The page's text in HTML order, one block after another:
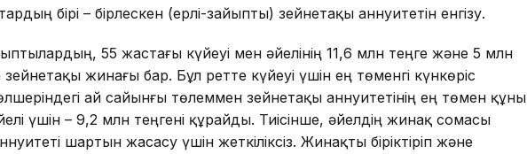
бірі – бірлескен (ерлі-зайыпты) зейнетақы аннуитетін енгізу.
55 жастағы күйеуі мен әйелінің 11,6 млн теңге және 5 млн
жинағы бар. Бұл ретте күйеуі үшін ең төменгі күнкөріс
ай сайынғы төлеммен зейнетақы аннуитетінің ең төмен құны
үшін – 9,2 млн теңгені құрайды. Тиісінше, әйелдің жинақ сомасы
шартын жасасу үшін жеткіліксіз. Жинақты біріктіріп және